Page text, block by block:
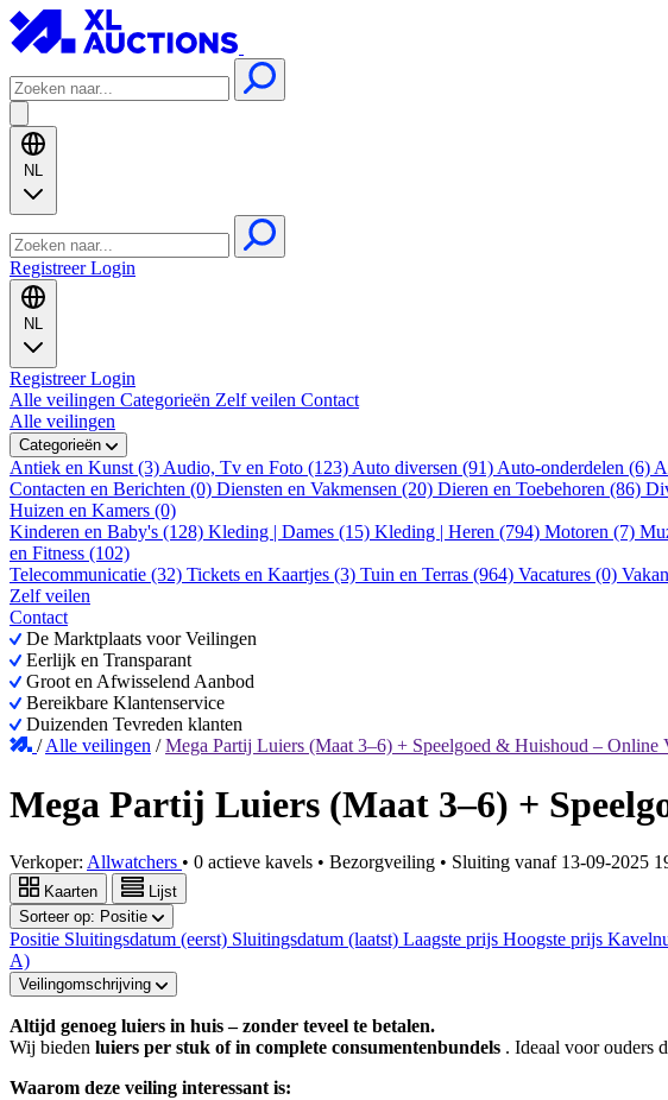
NL
RegistreerLogin
NL
RegistreerLogin
Alle veilingen Categorieën Zelf veilen Contact
Alle veilingen
Categorieën
Antiek en Kunst (3) Audio, Tv en Foto (123) Auto diversen (91) Auto-onderdelen (6)
Contacten en Berichten (0) Diensten en Vakmensen (20) Dieren en Toebehoren (86)
Huizen en Kamers (0)
Kinderen en Baby's (128) Kleding | Dames (15) Kleding | Heren (794) Motoren (7)
en Fitness (102)
Telecommunicatie (32) Tickets en Kaartjes (3) Tuin en Terras (964) Vacatures (0)
Zelf veilen
Contact
De Marktplaats voor Veilingen
Eerlijk en Transparant
Groot en Afwisselend Aanbod
Bereikbare Klantenservice
Duizenden Tevreden klanten
/Alle veilingen /Mega Partij Luiers (Maat 3–6) + Speelgoed & Huishoud – Online
Mega Partij Luiers (Maat 3–6) +
Verkoper: Allwatchers • 0 actieve kavels • Bezorgveiling • Sluiting vanaf 13-09-2025
Kaarten
Lijst
Sorteer op: Positie
Positie Sluitingsdatum (eerst) Sluitingsdatum (laatst) Laagste prijs Hoogste prijs
A)
Veilingomschrijving
Altijd genoeg luiers in huis – zonder teveel te betalen.
Wij bieden luiers per stuk of in complete consumentenbundels . Ideaal voor ouders
Waarom deze veiling interessant is: